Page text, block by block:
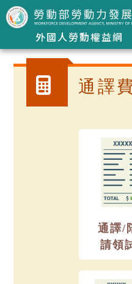
跳到主要內容區塊
外國人勞動權益網
通譯
通譯/
請領